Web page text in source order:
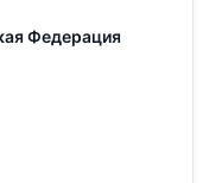
Федерация